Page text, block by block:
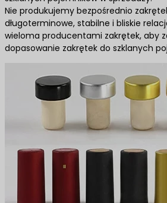
Nie produkujemy bezpośrednio
długoterminowe, stabilne i bliskie
wieloma producentami zakrętek, aby
dopasowanie zakrętek do szklanych